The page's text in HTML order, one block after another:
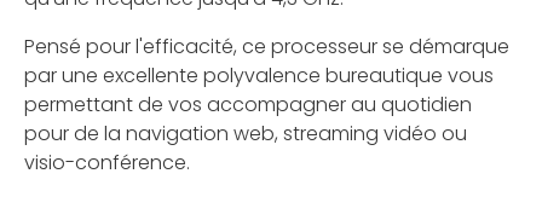
Pensé pour l'efficacité, ce processeur se démarque
par une excellente polyvalence bureautique vous
permettant de vos accompagner au quotidien
pour de la navigation web, streaming vidéo ou
visio-conférence.